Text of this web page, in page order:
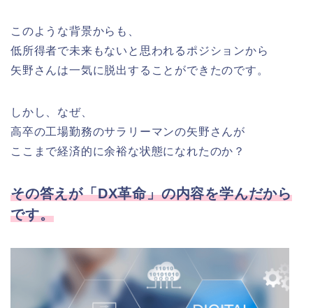
このような背景からも、
低所得者で未来もないと思われるポジションから
矢野さんは一気に脱出することができたのです。
しかし、なぜ、
高卒の工場勤務のサラリーマンの矢野さんが
ここまで経済的に余裕な状態になれたのか？
その答えが「DX革命」の内容を学んだから
です。